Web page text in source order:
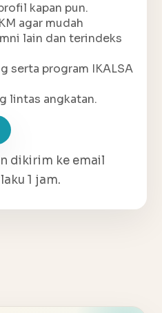
kapan pun.
agar mudah
lain dan terindeks
serta program IKALSA
lintas angkatan.
dikirim ke email
1 jam.